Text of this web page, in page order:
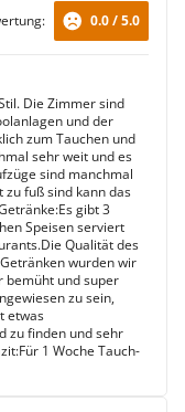
0.0 / 5.0
Die Zimmer sind
und der
zum Tauchen und
sehr weit und es
sind manchmal
zu fuß sind kann das
gibt 3
Speisen serviert
Qualität des
wurden wir
bemüht und super
zu sein,
etwas
zu finden und sehr
1 Woche Tauch-